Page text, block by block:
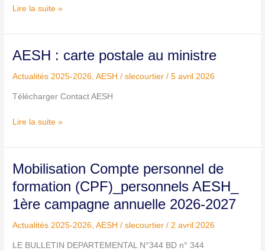
9h-
à
(ouvert
à
Lire la suite »
AESH : carte postale au ministre
Actualités 2025-2026,AESH /slecourtier/5 avril 2026
Télécharger Contact AESH
AESH
carte
ministre
Lire la suite »
Mobilisation Compte personnel de
formation (CPF)_personnels AESH_
1ère campagne annuelle 2026-2027
Actualités 2025-2026,AESH /slecourtier/2 avril 2026
LE BULLETIN DEPARTEMENTAL N°344 BD n° 344
Mobilisation
personnel
de
(CPF)_personnels
AESH_